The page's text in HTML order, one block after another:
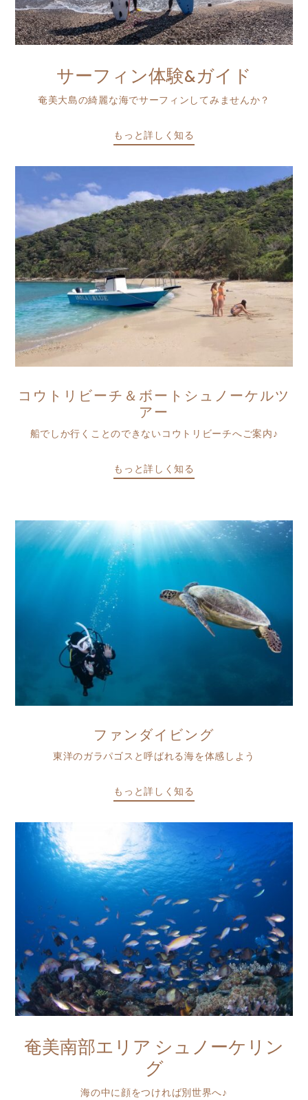
サーフィン体験&ガイド
奄美大島の綺麗な海でサーフィンしてみませんか？
もっと詳しく知る
コウトリビーチ＆ボートシュノーケルツ
アー
船でしか行くことのできないコウトリビーチへご案内♪
もっと詳しく知る
ファンダイビング
東洋のガラパゴスと呼ばれる海を体感しよう
もっと詳しく知る
奄美南部エリア シュノーケリン
グ
海の中に顔をつければ別世界へ♪